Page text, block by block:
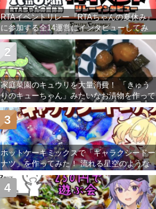
RTAイベントリレー『RTAちゃんの夏休み』
に参加する全14運営にインタビューしてみ
た！ 「RTA in Japan」のチャンネルの貸し
出しを利用し8/9から1週間にわたって開催
家庭菜園のキュウリを大量消費！ 「きゅう
りのキューちゃん」みたいなお漬物を作って
みた
2
ホットケーキミックスで「ギャラクシードー
ナツ」を作ってみた！ 流れる星空のような
レンチン・レシピを紹介
3
4